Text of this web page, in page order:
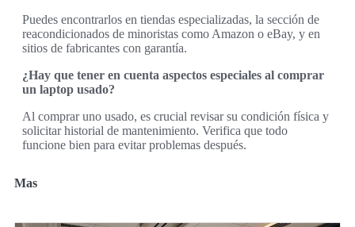
Puedes encontrarlos en tiendas especializadas, la sección de
reacondicionados de minoristas como Amazon o eBay, y en
sitios de fabricantes con garantía.
¿Hay que tener en cuenta aspectos especiales al comprar
un laptop usado?
Al comprar uno usado, es crucial revisar su condición física y
solicitar historial de mantenimiento. Verifica que todo
funcione bien para evitar problemas después.
Mas